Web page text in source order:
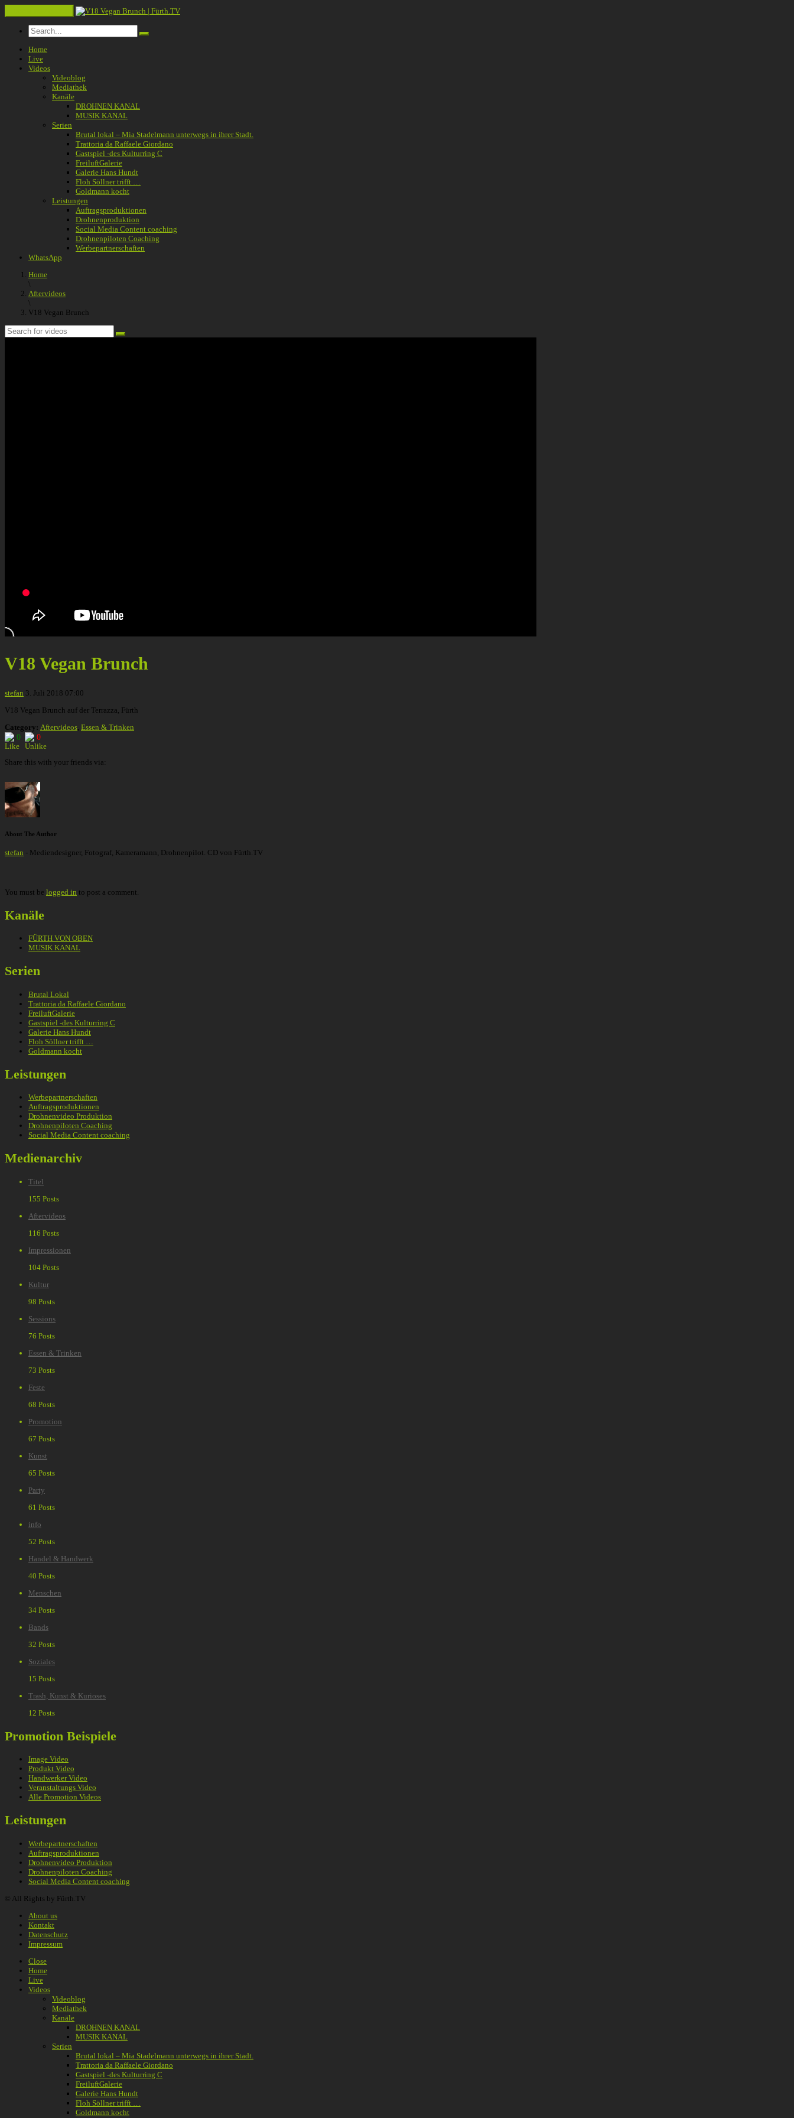
Home
Live
Videos
Videoblog
Mediathek
Kanäle
DROHNEN KANAL
MUSIK KANAL
Serien
Brutal lokal – Mia Stadelmann unterwegs in ihrer Stadt.
Trattoria da Raffaele Giordano
Gastspiel -des Kulturring C
FreiluftGalerie
Galerie Hans Hundt
Floh Söllner trifft …
Goldmann kocht
Leistungen
Auftragsproduktionen
Drohnenproduktion
Social Media Content coaching
Drohnenpiloten Coaching
Werbepartnerschaften
WhatsApp
Home
\
Aftervideos
\
V18 Vegan Brunch
V18 Vegan Brunch
stefan 3. Juli 2018 07:00
V18 Vegan Brunch auf der Terrazza, Fürth
Category: Aftervideos Essen & Trinken
0
0
Share this with your friends via:
About The Author
stefan - Mediendesigner, Fotograf, Kameramann, Drohnenpilot. CD von Fürth.TV
You must be logged in to post a comment.
Kanäle
FÜRTH VON OBEN
MUSIK KANAL
Serien
Brutal Lokal
Trattoria da Raffaele Giordano
FreiluftGalerie
Gastspiel -des Kulturring C
Galerie Hans Hundt
Floh Söllner trifft …
Goldmann kocht
Leistungen
Werbepartnerschaften
Auftragsproduktionen
Drohnenvideo Produktion
Drohnenpiloten Coaching
Social Media Content coaching
Medienarchiv
Titel
155 Posts
Aftervideos
116 Posts
Impressionen
104 Posts
Kultur
98 Posts
Sessions
76 Posts
Essen & Trinken
73 Posts
Feste
68 Posts
Promotion
67 Posts
Kunst
65 Posts
Party
61 Posts
info
52 Posts
Handel & Handwerk
40 Posts
Menschen
34 Posts
Bands
32 Posts
Soziales
15 Posts
Trash, Kunst & Kurioses
12 Posts
Promotion Beispiele
Image Video
Produkt Video
Handwerker Video
Veranstaltungs Video
Alle Promotion Videos
Leistungen
Werbepartnerschaften
Auftragsproduktionen
Drohnenvideo Produktion
Drohnenpiloten Coaching
Social Media Content coaching
© All Rights by Fürth.TV
About us
Kontakt
Datenschutz
Impressum
Close
Home
Live
Videos
Videoblog
Mediathek
Kanäle
DROHNEN KANAL
MUSIK KANAL
Serien
Brutal lokal – Mia Stadelmann unterwegs in ihrer Stadt.
Trattoria da Raffaele Giordano
Gastspiel -des Kulturring C
FreiluftGalerie
Galerie Hans Hundt
Floh Söllner trifft …
Goldmann kocht